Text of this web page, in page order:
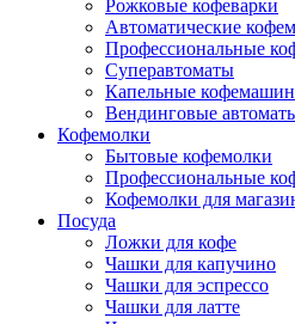
Рожковые кофеварки
Автоматические
Профессиональные
Суперавтоматы
Капельные
Вендинговые
Кофемолки
Бытовые кофемолки
Профессиональные
Кофемолки для
Посуда
Ложки для кофе
Чашки для капучино
Чашки для эспрессо
Чашки для латте